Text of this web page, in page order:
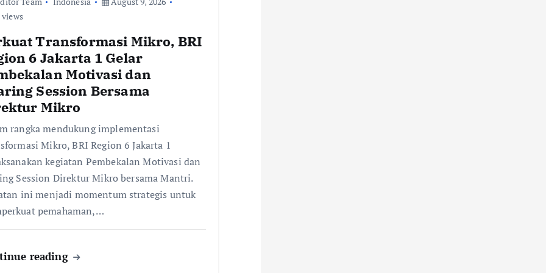
views
Transformasi Mikro, BRI
6 Jakarta 1 Gelar
Motivasi dan
Session Bersama
Mikro
rangka mendukung implementasi
Mikro, BRI Region 6 Jakarta 1
kegiatan Pembekalan Motivasi dan
Session Direktur Mikro bersama Mantri.
ini menjadi momentum strategis untuk
pemahaman,…
reading